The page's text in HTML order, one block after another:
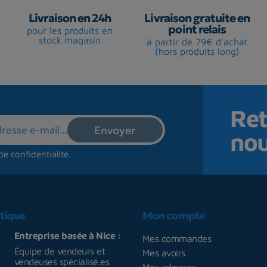
Livraison en 24h
pour les produits en
stock magasin
Livraison gratuite en
point relais
à partir de 79€ d'achat
(hors produits long)
confidentialité.
Entreprise basée à Nice :
Équipe de vendeurs et
vendeuses spécialisé.es
Mon compte
Mes commandes
Mes avoirs